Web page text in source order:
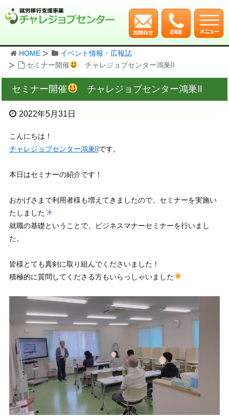
HOME
イベント情報・広報誌
セミナー開催
チャレジョブセンター鴻巣Ⅱ
セミナー開催 チャレジョブセンター鴻巣Ⅱ
2022年5月31日
こんにちは！
チャレジョブセンター鴻巣Ⅱ です。
本日はセミナーの紹介です！
おかげさまで利用者様も増えてきましたので、セミナーを実施い
たしました
就職の基礎ということで、ビジネスマナーセミナーを行いまし
た。
皆様とても真剣に取り組んでくださいました！
積極的に質問してくださる方もいらっしゃいました